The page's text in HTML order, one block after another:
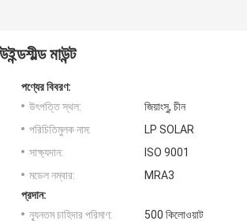
মাউন্ট
পণ্যের বিবরণ:
উৎপত্তি স্থল:
জিয়াংসু, চীন
পরিচিতিমুলক নাম:
LP SOLAR
সাক্ষ্যদান:
ISO 9001
মডেল নম্বার:
MRA3
প্রদান:
ন্যূনতম চাহিদার পরিমাণ:
500 কিলোওয়াট